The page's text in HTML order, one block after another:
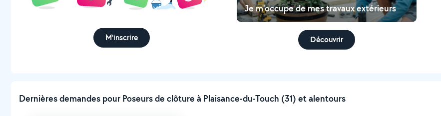
M'inscrire
Je m'occupe de mes travaux extérieurs
Découvrir
Dernières demandes pour Poseurs de clôture à Plaisance-du-Touch (31) et alentours